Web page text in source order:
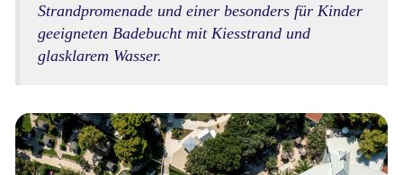
Strandpromenade und einer besonders für Kinder
geeigneten Badebucht mit Kiesstrand und
glasklarem Wasser.